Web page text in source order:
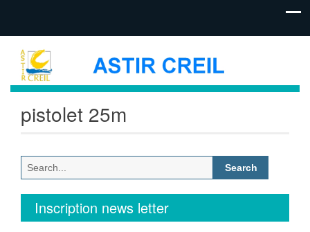
pistolet 25m
Search
for:
Inscription news letter